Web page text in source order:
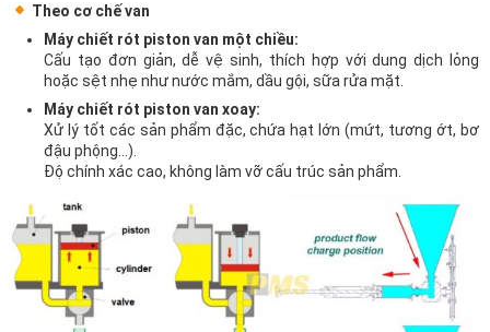
Theo cơ chế van
Máy chiết rót piston van một chiều:
Cấu tạo đơn giản, dễ vệ sinh, thích hợp với dung dịch lỏng
hoặc sệt nhẹ như nước mắm, dầu gội, sữa rửa mặt.
Máy chiết rót piston van xoay:
Xử lý tốt các sản phẩm đặc, chứa hạt lớn (mứt, tương ớt, bơ
đậu phộng…).
Độ chính xác cao, không làm vỡ cấu trúc sản phẩm.